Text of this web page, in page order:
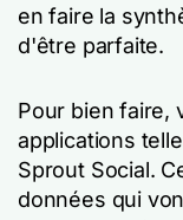
en faire la
d'être parfaite.
Pour bien faire,
applications
Sprout Social.
données qui